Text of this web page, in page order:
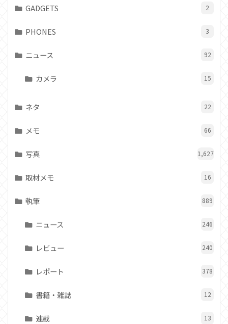
GADGETS 2
PHONES 3
ニュース 92
カメラ 15
ネタ 22
メモ 66
写真 1,627
取材メモ 16
執筆 889
ニュース 246
レビュー 240
レポート 378
書籍・雑誌 12
連載 13